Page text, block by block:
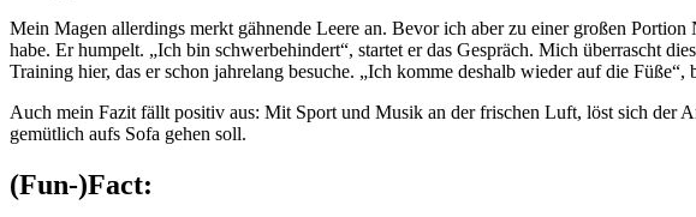
Mein Magen allerdings merkt gähnende Leere an. Bevor ich aber zu einer großen
habe. Er humpelt. „Ich bin schwerbehindert“, startet er das Gespräch. Mich überrascht
Training hier, das er schon jahrelang besuche. „Ich komme deshalb wieder auf die
Auch mein Fazit fällt positiv aus: Mit Sport und Musik an der frischen Luft, löst sich der
gemütlich aufs Sofa gehen soll.
(Fun-)Fact: